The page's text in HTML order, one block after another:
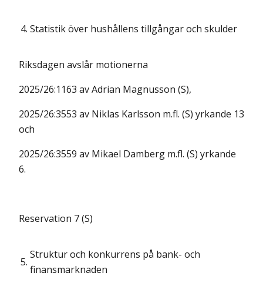
4. Statistik över hushållens tillgångar och skulder
Riksdagen avslår motionerna
2025/26:1163 av Adrian Magnusson (S),
2025/26:3553 av Niklas Karlsson m.fl. (S) yrkande 13
och
2025/26:3559 av Mikael Damberg m.fl. (S) yrkande
6.
Reservation 7 (S)
5.
Struktur och konkurrens på bank- och
finansmarknaden